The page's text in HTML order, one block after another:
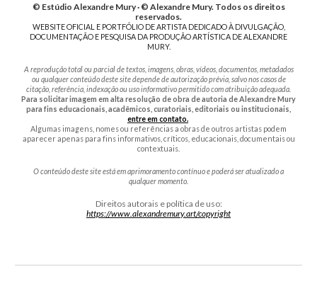
© Estúdio Alexandre Mury · © Alexandre Mury. Todos os direitos
reservados.
WEBSITE OFICIAL E PORTFÓLIO DE ARTISTA DEDICADO À DIVULGAÇÃO,
DOCUMENTAÇÃO E PESQUISA DA PRODUÇÃO ARTÍSTICA DE ALEXANDRE
MURY.
A reprodução total ou parcial de textos, imagens, obras, vídeos, documentos, metadados
ou qualquer conteúdo deste site depende de autorização prévia, salvo nos casos de
citação, referência, indexação ou uso informativo permitido com atribuição adequada.
Para solicitar imagem em alta resolução de obra de autoria de Alexandre Mury
para fins educacionais, acadêmicos, curatoriais, editoriais ou institucionais,
entre em contato.
Algumas imagens, nomes ou referências a obras de outros artistas podem
aparecer apenas para fins informativos, críticos, educacionais, documentais ou
contextuais.
O conteúdo deste site está em aprimoramento contínuo e poderá ser atualizado a
qualquer momento.
Direitos autorais e política de uso:
https://www.alexandremury.art/copyright